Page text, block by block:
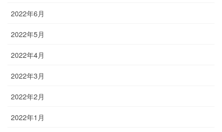
2022年6月
2022年5月
2022年4月
2022年3月
2022年2月
2022年1月